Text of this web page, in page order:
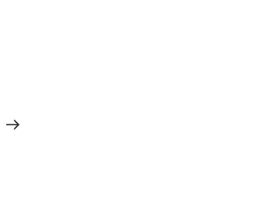
entrada